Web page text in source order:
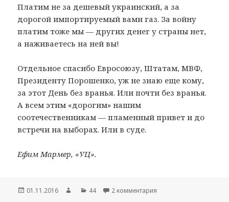
Платим не за дешевый украинский, а за
дорогой импортируемый вами газ. За войну
платим тоже мы — других денег у страны нет,
а наживаетесь на ней вы!
Отдельное спасибо Евросоюзу, Штатам, МВФ,
Президенту Порошенко, уж не знаю еще кому,
за этот День без вранья. Или почти без вранья.
А всем этим «дорогим» нашим
соотечественникам — пламенный привет и до
встречи на выборах. Или в суде.
Ефим Мармер, «УЦ».
Опубликовано
01.11.2016 АвторРубрики
44 2 комментария